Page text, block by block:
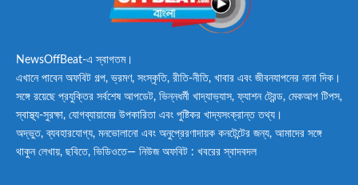
NewsOffBeat-এ স্বাগতম।
এখানে পাবেন অফবিট গল্প, ভ্রমণ, সংস্কৃতি, রীতি-নীতি, খাবার এবং জীবনযাপনের নানা দিক।
সঙ্গে রয়েছে প্রযুক্তির সর্বশেষ আপডেট, ভিন্নধর্মী খাদ্যাভ্যাস, ফ্যাশন ট্রেন্ড, মেকআপ টিপস,
স্বাস্থ্য-সুরক্ষা, যোগব্যায়ামের উপকারিতা এবং পুষ্টিকর খাদ্যসংক্রান্ত তথ্য।
অদ্ভুত, ব্যবহারযোগ্য, মনভোলানো এবং অনুপ্রেরণাদায়ক কনটেন্টের জন্য, আমাদের সঙ্গে
থাকুন লেখায়, ছবিতে, ভিডিওতে— নিউজ অফবিট : খবরের স্বাদবদল